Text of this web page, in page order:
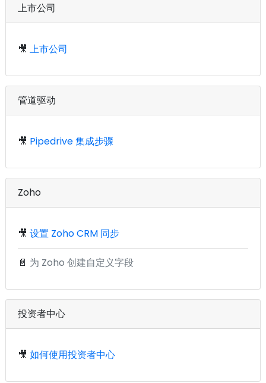
上市公司
🎥 上市公司
管道驱动
🎥 Pipedrive 集成步骤
Zoho
🎥 设置 Zoho CRM 同步
📄 为 Zoho 创建自定义字段
投资者中心
🎥 如何使用投资者中心